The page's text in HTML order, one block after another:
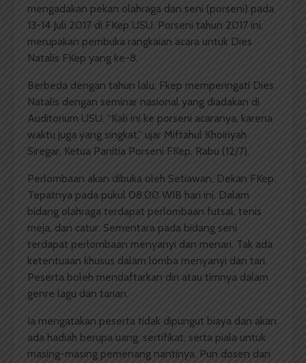
mengadakan pekan olahraga dan seni (porseni) pada
13-14 Juli 2017 di FKep USU. Porseni tahun 2017 ini,
merupakan pembuka rangkaian acara untuk Dies
Natalis FKep yang ke-8.
Berbeda dengan tahun lalu, Fkep memperingati Dies
Natalis dengan seminar nasional yang diadakan di
Auditorium USU. “Kali ini ke porseni acaranya, karena
waktu juga yang singkat,” ujar Miftahul Khoiriyah
Siregar, Ketua Panitia Porseni FKep, Rabu (12/7).
Perlombaan akan dibuka oleh Setiawan, Dekan FKep.
Tepatnya pada pukul 08.00 WIB hari ini. Dalam
bidang olahraga terdapat perlombaan futsal, tenis
meja, dan catur. Sementara pada bidang seni
terdapat perlombaan menyanyi dan menari. Tak ada
ketentuaan khusus dalam lomba menyanyi dan tari.
Peserta boleh mendaftarkan diri atau timnya dalam
genre lagu dan tarian.
Ia mengatakan peserta tidak dipungut biaya dan akan
ada hadiah berupa uang, sertifikat, serta piala untuk
masing-masing pemenang nantinya. Pun dosen dan